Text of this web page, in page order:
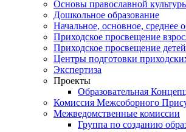
Основы православной
Дошкольное образование
Начальное, основное, среднее
Приходское просвещение
Приходское просвещение детей
Центры подготовки
Экспертиза
Проекты
Образовательная
Комиссия Межсоборного
Межведомственные комиссии
Группа по созданию